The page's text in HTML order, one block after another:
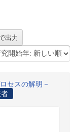
セスの解明－